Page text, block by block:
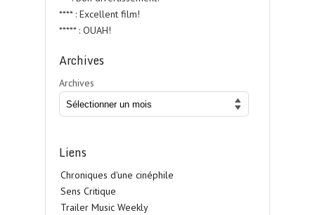
**** : Excellent film!
***** : OUAH!
Archives
Archives
Liens
Chroniques d'une cinéphile
Sens Critique
Trailer Music Weekly